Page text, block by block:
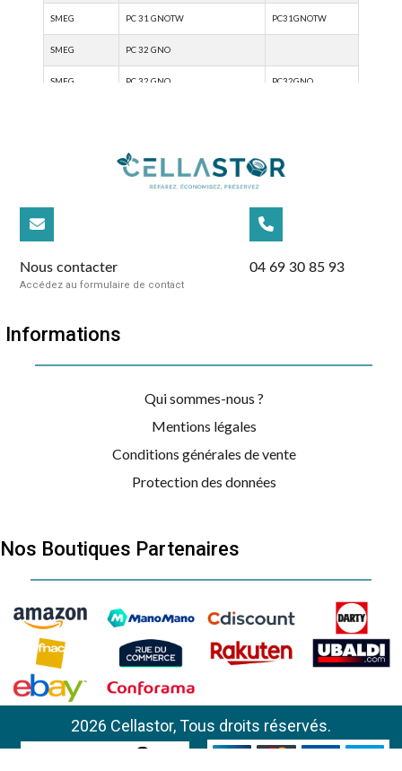
Nous contacter
Accédez au formulaire de contact
04 69 30 85 93
Informations
Qui sommes-nous ?
Mentions légales
Conditions générales de vente
Protection des données
Nos Boutiques Partenaires
2026 Cellastor, Tous droits réservés.